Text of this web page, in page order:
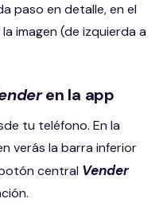
paso en detalle, en el
imagen (de izquierda a
en la app
tu teléfono. En la
verás la barra inferior
central Vender